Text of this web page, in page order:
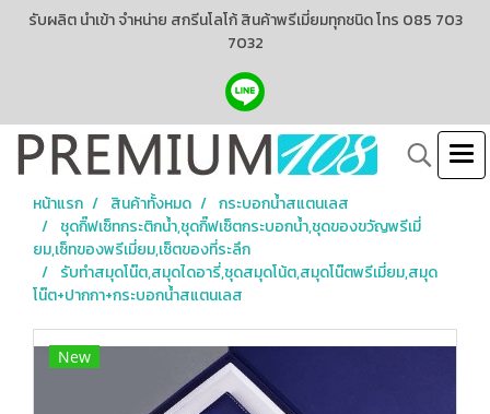
รับผลิต นำเข้า จำหน่าย สกรีนโลโก้ สินค้าพรีเมี่ยมทุกชนิด โทร 085 703
7032
หน้าแรก สินค้าทั้งหมด
กระบอกน้ำสแตนเลส
ชุดกิ๊ฟเซ็ทกระติกน้ำ,ชุดกิ๊ฟเซ็ตกระบอกน้ำ,ชุดของขวัญพรีเมี่
ยม,เซ็ทของพรีเมี่ยม,เซ็ตของที่ระลึก
รับทำสมุดโน๊ต,สมุดไดอารี่,ชุดสมุดโน้ต,สมุดโน๊ตพรีเมี่ยม,สมุด
โน๊ต+ปากกา+กระบอกน้ำสแตนเลส
New